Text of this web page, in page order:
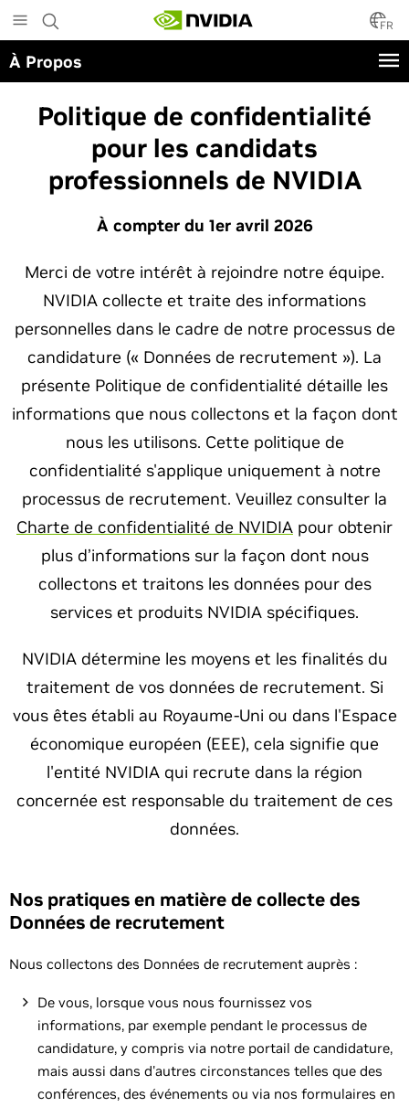
to
main
content
FR
À Propos
Politique de confidentialité
pour les candidats
professionnels de NVIDIA
À compter du 1er avril 2026
Merci de votre intérêt à rejoindre notre équipe.
NVIDIA collecte et traite des informations
personnelles dans le cadre de notre processus de
candidature (« Données de recrutement »). La
présente Politique de confidentialité détaille les
informations que nous collectons et la façon dont
nous les utilisons. Cette politique de
confidentialité s'applique uniquement à notre
processus de recrutement. Veuillez consulter la
Charte de confidentialité de NVIDIA pour obtenir
plus d’informations sur la façon dont nous
collectons et traitons les données pour des
services et produits NVIDIA spécifiques.
NVIDIA détermine les moyens et les finalités du
traitement de vos données de recrutement. Si
vous êtes établi au Royaume-Uni ou dans l'Espace
économique européen (EEE), cela signifie que
l'entité NVIDIA qui recrute dans la région
concernée est responsable du traitement de ces
données.
Nos pratiques en matière de collecte des
Données de recrutement
Nous collectons des Données de recrutement auprès :
De vous, lorsque vous nous fournissez vos
informations, par exemple pendant le processus de
candidature, y compris via notre portail de candidature,
mais aussi dans d'autres circonstances telles que des
conférences, des événements ou via nos formulaires en